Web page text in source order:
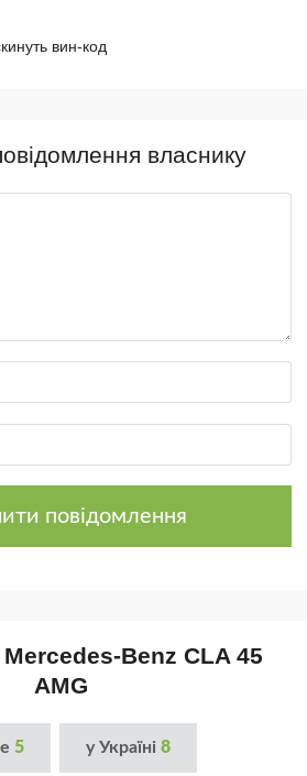
вин-код
власнику
повідомлення
Mercedes-Benz CLA 45
AMG
5 у Україні 8